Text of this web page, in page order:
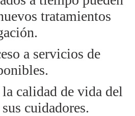
tratamientos
a servicios de
calidad de vida del
cuidadores.